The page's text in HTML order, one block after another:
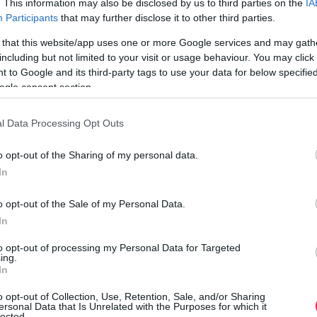
This information may also be disclosed by us to third parties on the
Participants that may further disclose it to other third parties.
that this website/app uses one or more Google services and may
but not limited to your visit or usage behaviour. You may
to Google and its third-party tags to use your data for below
consent section.
Data Processing Opt Outs
opt-out of the Sharing of my personal data.
opt-out of the Sale of my Personal Data.
opt-out of processing my Personal Data for Targeted
opt-out of Collection, Use, Retention, Sale, and/or Sharing
Data that Is Unrelated with the Purposes for which it
nőivarú virágokat fejleszt. A termés kizárólag a
virág pollenje eljutott a nőivarú virág bibéjére.
rovarok végzik. Ha kevés a beporzó rovar,
nyílik, a nőivarú virág nem termékenyül
apró cukkini pedig megsárgul, megbarnul vagy
nem jelenti azt, hogy a növénynek már termést is
több hímivarú virág jelenik meg. Ezek
természetes folyamat, nem pedig betegség vagy
szerint a tökféléken gyakran először hímivarú
virágok csak később jelennek meg.
hím- és a nőivarú